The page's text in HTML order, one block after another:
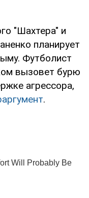
"Шахтера" и
планирует
Футболист
вызовет бурю
агрессора,
.